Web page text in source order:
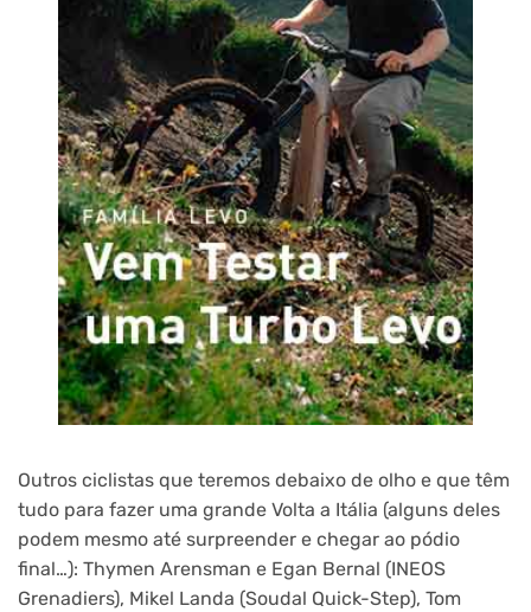
Outros ciclistas que teremos debaixo de olho e que têm
tudo para fazer uma grande Volta a Itália (alguns deles
podem mesmo até surpreender e chegar ao pódio
final…): Thymen Arensman e Egan Bernal (INEOS
Grenadiers), Mikel Landa (Soudal Quick-Step), Tom